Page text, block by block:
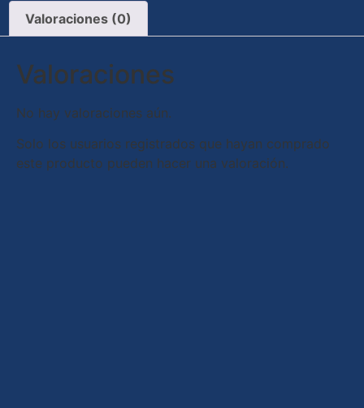
Valoraciones (0)
Valoraciones
No hay valoraciones aún.
Solo los usuarios registrados que hayan comprado
este producto pueden hacer una valoración.